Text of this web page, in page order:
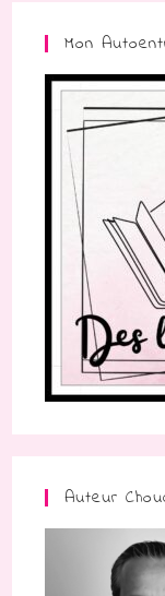
Mon
Auteur